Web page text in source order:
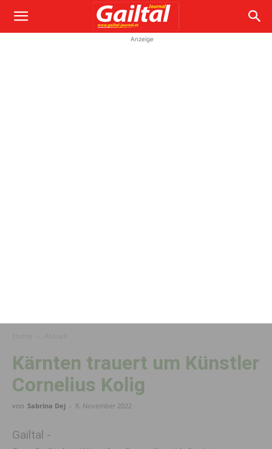
Anzeige
Kärnten trauert um Künstler
Cornelius Kolig
von Sabrina Dej - 8. November 2022
Gailtal -